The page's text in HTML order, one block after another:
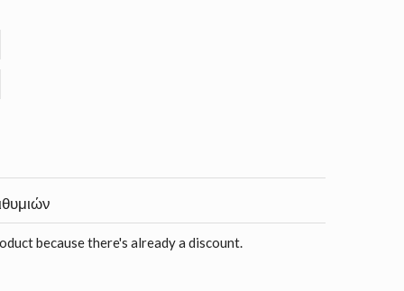
because there's already a discount.